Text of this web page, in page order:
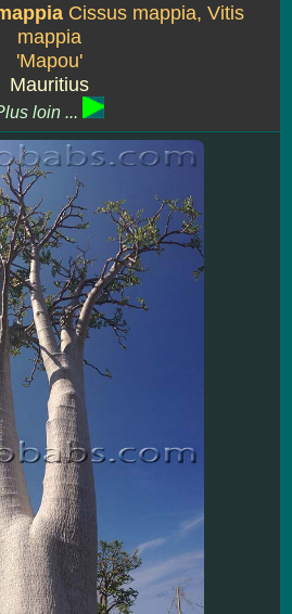
Cissus mappia, Vitis
mappia
'Mapou'
Mauritius
loin ...